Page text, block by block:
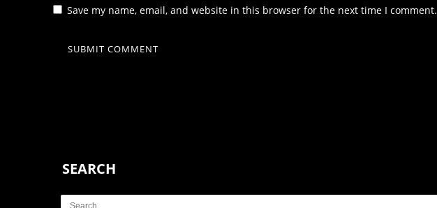
Save my name, email, and website in this browser for the next time I comment.
SEARCH